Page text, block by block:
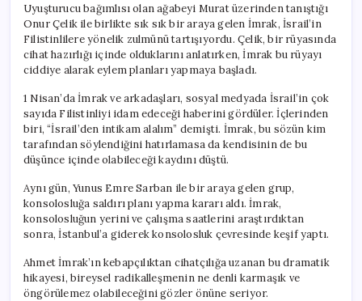
Uyuşturucu bağımlısı olan ağabeyi Murat üzerinden tanıştığı
Onur Çelik ile birlikte sık sık bir araya gelen İmrak, İsrail’in
Filistinlilere yönelik zulmünü tartışıyordu. Çelik, bir rüyasında
cihat hazırlığı içinde olduklarını anlatırken, İmrak bu rüyayı
ciddiye alarak eylem planları yapmaya başladı.
1 Nisan’da İmrak ve arkadaşları, sosyal medyada İsrail’in çok
sayıda Filistinliyi idam edeceği haberini gördüler. İçlerinden
biri, “İsrail’den intikam alalım” demişti. İmrak, bu sözün kim
tarafından söylendiğini hatırlamasa da kendisinin de bu
düşünce içinde olabileceği kaydını düştü.
Aynı gün, Yunus Emre Sarban ile bir araya gelen grup,
konsolosluğa saldırı planı yapma kararı aldı. İmrak,
konsolosluğun yerini ve çalışma saatlerini araştırdıktan
sonra, İstanbul’a giderek konsolosluk çevresinde keşif yaptı.
Ahmet İmrak’ın kebapçılıktan cihatçılığa uzanan bu dramatik
hikayesi, bireysel radikalleşmenin ne denli karmaşık ve
öngörülemez olabileceğini gözler önüne seriyor.